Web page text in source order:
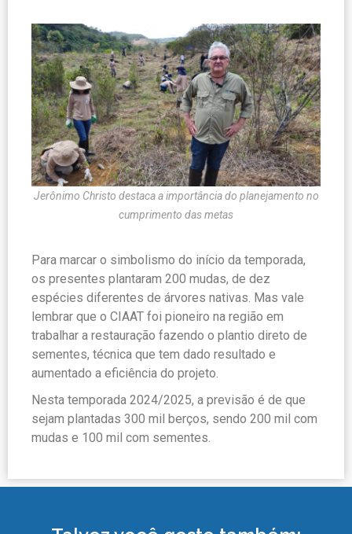
Jerônimo Christo destaca a importância do planejamento no
cumprimento das metas
Para marcar o simbolismo do início da temporada,
os presentes plantaram 200 mudas, de dez
espécies diferentes de árvores nativas. Mas vale
lembrar que o CIAAT foi pioneiro na região em
trabalhar a restauração fazendo o plantio direto de
sementes, técnica que tem dado resultado e
aumentado a eficiência do projeto.
Nesta temporada 2024/2025, a previsão é de que
sejam plantadas 300 mil berços, sendo 200 mil com
mudas e 100 mil com sementes.